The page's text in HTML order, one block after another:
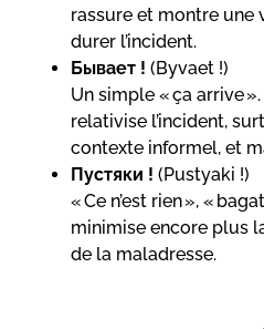
rassure et montre une
durer l’incident.
Бывает ! (Byvaet !)
Un simple « ça arrive
relativise l’incident,
contexte informel, et
Пустяки ! (Pustyaki !)
« Ce n’est rien », «
minimise encore plus
de la maladresse.